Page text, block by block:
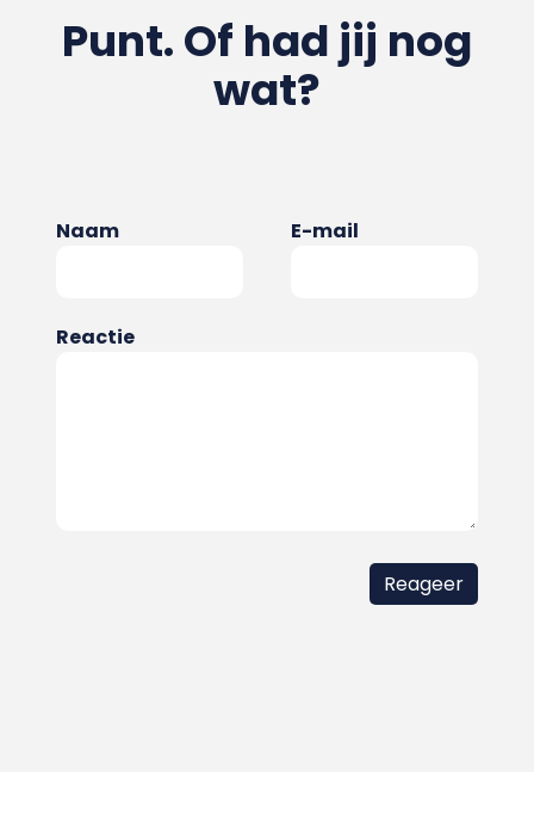
Punt. Of had jij nog
wat?
Naam E-mail
Reactie